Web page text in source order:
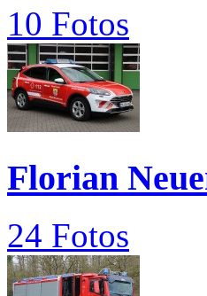
10 Fotos
Florian
24 Fotos